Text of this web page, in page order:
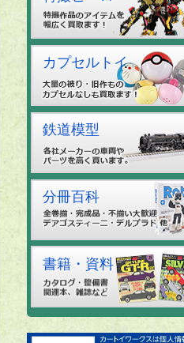
カプセルトイ
鉄道模型
分冊百科
書籍・資料